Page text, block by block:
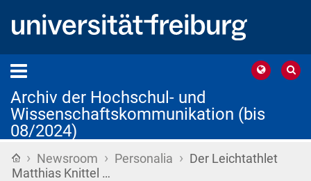
Archiv der Hochschul- und
Wissenschaftskommunikation (bis
08/2024)
Startseite
› Newsroom › Personalia › Der Leichtathlet
Matthias Knittel …